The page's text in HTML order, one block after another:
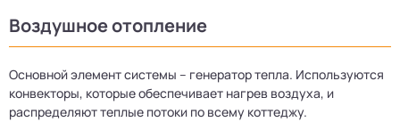
Воздушное отопление
Основной элемент системы – генератор тепла. Используются
конвекторы, которые обеспечивает нагрев воздуха, и
распределяют теплые потоки по всему коттеджу.